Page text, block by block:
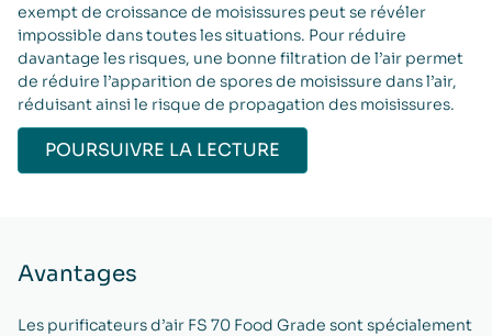
exempt de croissance de moisissures peut se révéler
impossible dans toutes les situations. Pour réduire
davantage les risques, une bonne filtration de l’air permet
de réduire l’apparition de spores de moisissure dans l’air,
réduisant ainsi le risque de propagation des moisissures.
POURSUIVRE LA LECTURE
Avantages
Les purificateurs d’air FS 70 Food Grade sont spécialement